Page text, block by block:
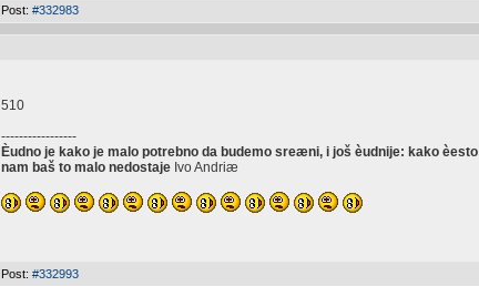
Post: #332983
510
-----------------
Èudno je kako je malo potrebno da budemo sreæni, i još èudnije: kako èesto
nam baš to malo nedostaje Ivo Andriæ
Post: #332993